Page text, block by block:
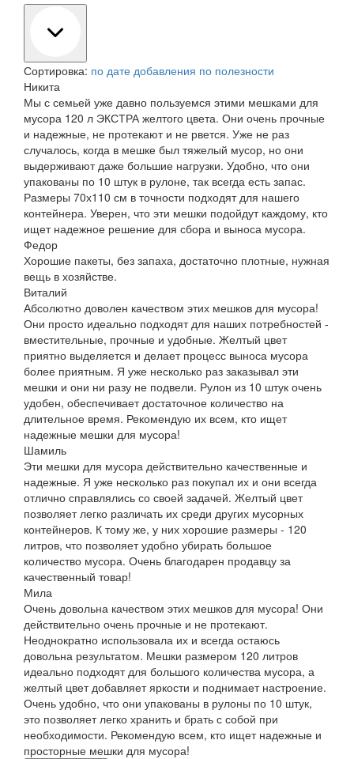
Сортировка: по дате добавления по полезности
Никита
Мы с семьей уже давно пользуемся этими мешками для
мусора 120 л ЭКСТРА желтого цвета. Они очень прочные
и надежные, не протекают и не рвется. Уже не раз
случалось, когда в мешке был тяжелый мусор, но они
выдерживают даже большие нагрузки. Удобно, что они
упакованы по 10 штук в рулоне, так всегда есть запас.
Размеры 70х110 см в точности подходят для нашего
контейнера. Уверен, что эти мешки подойдут каждому, кто
ищет надежное решение для сбора и выноса мусора.
Федор
Хорошие пакеты, без запаха, достаточно плотные, нужная
вещь в хозяйстве.
Виталий
Абсолютно доволен качеством этих мешков для мусора!
Они просто идеально подходят для наших потребностей -
вместительные, прочные и удобные. Желтый цвет
приятно выделяется и делает процесс выноса мусора
более приятным. Я уже несколько раз заказывал эти
мешки и они ни разу не подвели. Рулон из 10 штук очень
удобен, обеспечивает достаточное количество на
длительное время. Рекомендую их всем, кто ищет
надежные мешки для мусора!
Шамиль
Эти мешки для мусора действительно качественные и
надежные. Я уже несколько раз покупал их и они всегда
отлично справлялись со своей задачей. Желтый цвет
позволяет легко различать их среди других мусорных
контейнеров. К тому же, у них хорошие размеры - 120
литров, что позволяет удобно убирать большое
количество мусора. Очень благодарен продавцу за
качественный товар!
Мила
Очень довольна качеством этих мешков для мусора! Они
действительно очень прочные и не протекают.
Неоднократно использовала их и всегда остаюсь
довольна результатом. Мешки размером 120 литров
идеально подходят для большого количества мусора, а
желтый цвет добавляет яркости и поднимает настроение.
Очень удобно, что они упакованы в рулоны по 10 штук,
это позволяет легко хранить и брать с собой при
необходимости. Рекомендую всем, кто ищет надежные и
просторные мешки для мусора!